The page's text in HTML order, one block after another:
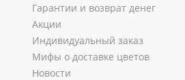
Гарантии и возврат денег
Акции
Индивидуальный заказ
Мифы о доставке цветов
Новости